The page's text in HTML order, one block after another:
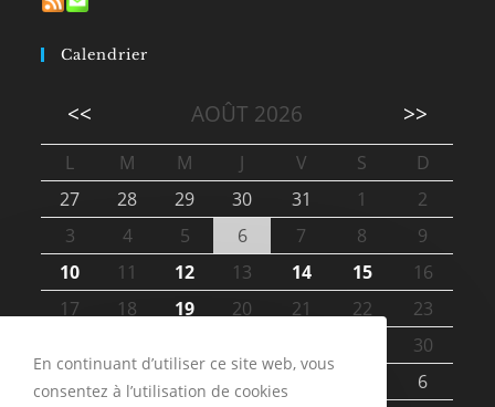
Calendrier
<< AOÛT 2026 >>
L M M J V S
D
27
28 29 30 31 1
2
3
4 5 6 7 8
9
10
11 12 13 14 15
16
17
18 19 20 21 22
23
30
1 2 6
En continuant d’utiliser ce site web, vous
consentez à l’utilisation de cookies